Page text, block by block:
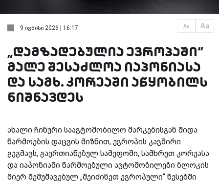
Aa Aa
9 ივნისი 2026 | 16:17
„დამზადებულია ევროპაში“
მალე შესაძლოა იაპონიასა
და სამხ. კორეაში აწყობილს
ნიშნავდეს
ახალი ჩინური საავტომობილო მარკებისგან შიდა
წარმოების დაცვის მიზნით, ევროპის კავშირი
გეგმავს, გაერთიანებულ სამეფოში, სამხრეთ კორეასა
და იაპონიაში წარმოებული ავტომობილები ბლოკის
მიერ შემუშავებულ „შეიძინეთ ევროპული“ წესებში